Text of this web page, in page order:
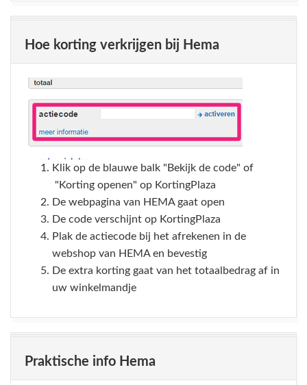
Hoe korting verkrijgen bij Hema
Klik op de blauwe balk "Bekijk de code" of
"Korting openen" op KortingPlaza
De webpagina van HEMA gaat open
De code verschijnt op KortingPlaza
Plak de actiecode bij het afrekenen in de
webshop van HEMA en bevestig
De extra korting gaat van het totaalbedrag af in
uw winkelmandje
Praktische info Hema